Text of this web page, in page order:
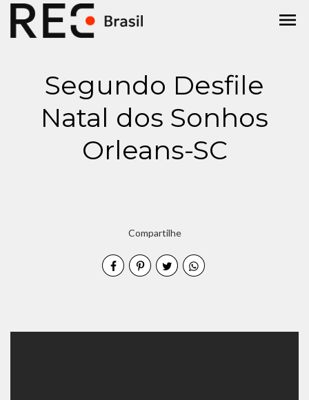
menu
Segundo Desfile
Natal dos Sonhos
Orleans-SC
Compartilhe